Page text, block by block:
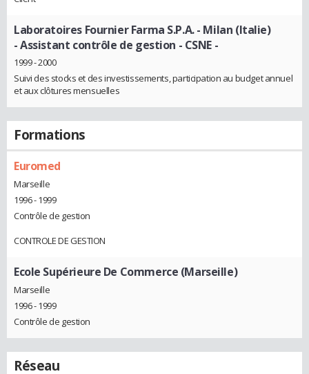
Laboratoires Fournier Farma S.P.A. - Milan (Italie)
- Assistant contrôle de gestion - CSNE -
1999 - 2000
Suivi des stocks et des investissements, participation au budget annuel
et aux clôtures mensuelles
Formations
Euromed
Marseille
1996 - 1999
Contrôle de gestion
CONTROLE DE GESTION
Ecole Supérieure De Commerce (Marseille)
Marseille
1996 - 1999
Contrôle de gestion
Réseau